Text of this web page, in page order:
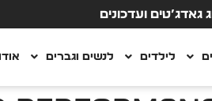
גאדג’טים ועדכונים
לילדים לנשים וגברים